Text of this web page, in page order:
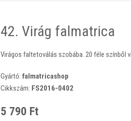
42. Virág falmatrica
Virágos faltetoválás szobába. 20 féle
Gyártó: falmatricashop
Cikkszám: FS2016-0402
5 790 Ft